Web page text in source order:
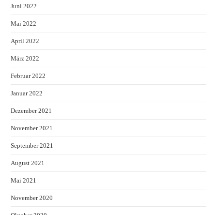
Juni 2022
Mai 2022
April 2022
März 2022
Februar 2022
Januar 2022
Dezember 2021
November 2021
September 2021
August 2021
Mai 2021
November 2020